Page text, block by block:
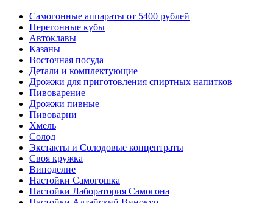
Самогонные аппараты от 5400 рублей
Перегонные кубы
Автоклавы
Казаны
Восточная посуда
Детали и комплектующие
Дрожжи для приготовления спиртных напитков
Пивоварение
Дрожжи пивные
Пивоварни
Хмель
Солод
Экстакты и Солодовые концентраты
Своя кружка
Виноделие
Настойки Самогошка
Настойки Лаборатория Самогона